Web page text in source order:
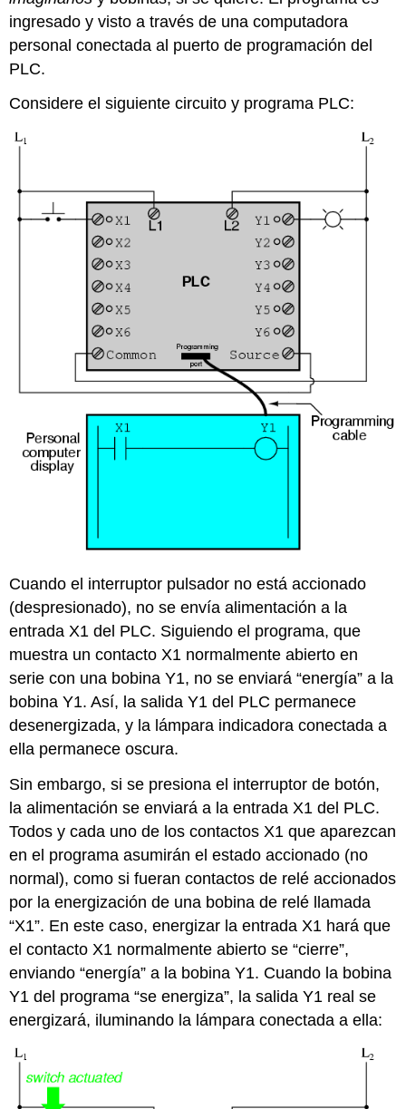
ingresado y visto a través de una computadora
personal conectada al puerto de programación del
PLC.
Considere el siguiente circuito y programa PLC:
Cuando el interruptor pulsador no está accionado
(despresionado), no se envía alimentación a la
entrada X1 del PLC. Siguiendo el programa, que
muestra un contacto X1 normalmente abierto en
serie con una bobina Y1, no se enviará “energía” a la
bobina Y1. Así, la salida Y1 del PLC permanece
desenergizada, y la lámpara indicadora conectada a
ella permanece oscura.
Sin embargo, si se presiona el interruptor de botón,
la alimentación se enviará a la entrada X1 del PLC.
Todos y cada uno de los contactos X1 que aparezcan
en el programa asumirán el estado accionado (no
normal), como si fueran contactos de relé accionados
por la energización de una bobina de relé llamada
“X1”. En este caso, energizar la entrada X1 hará que
el contacto X1 normalmente abierto se “cierre”,
enviando “energía” a la bobina Y1. Cuando la bobina
Y1 del programa “se energiza”, la salida Y1 real se
energizará, iluminando la lámpara conectada a ella: